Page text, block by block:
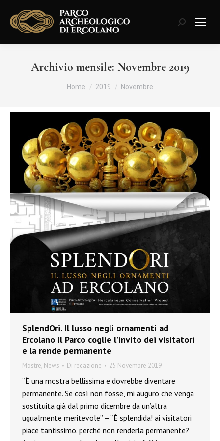
Cerca:
Archivio mensile: Novembre 2019
Tu sei qui:
Home 2019 Novembre
SplendOri. Il lusso negli ornamenti ad
Ercolano Il Parco coglie l’invito dei visitatori
e la rende permanente
Mostre, News Di redazione 25 Novembre 2019
“È una mostra bellissima e dovrebbe diventare
permanente. Se così non fosse, mi auguro che venga
sostituita già dal primo dicembre da un’altra
ugualmente meritevole” – “È splendida! ai visitatori
piace tantissimo. perché non renderla permanente?